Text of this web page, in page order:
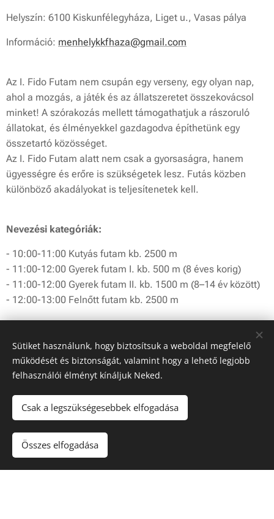
Helyszín: 6100 Kiskunfélegyháza, Liget u., Vasas pálya
Információ: menhelykkfhaza@gmail.com
Az I. Fido Futam nem csupán egy verseny, egy olyan nap,
ahol a mozgás, a játék és az állatszeretet összekovácsol
minket! A szórakozás mellett támogathatjuk a rászoruló
állatokat, és élményekkel gazdagodva építhetünk egy
összetartó közösséget.
Az I. Fido Futam alatt nem csak a gyorsaságra, hanem
ügyességre és erőre is szükségetek lesz. Futás közben
különböző akadályokat is teljesítenetek kell.
Nevezési kategóriák:
- 10:00-11:00 Kutyás futam kb. 2500 m
- 11:00-12:00 Gyerek futam I. kb. 500 m (8 éves korig)
- 11:00-12:00 Gyerek futam II. kb. 1500 m (8–14 év között)
- 12:00-13:00 Felnőtt futam kb. 2500 m
Programok a verseny mellett: Állatsimogató, játékos
vetélkedők, kézműves foglalkozások, lovas programok,
finom ételek és italok, környékbeli árusok kínálata.
A futamon való részvétel előzetes regisztrációhoz és
fizetéshez kötött!
A regisztráció az alábbi linkeken elérhető:
Sütiket használunk, hogy biztosítsuk a weboldal megfelelő
működését és biztonságát, valamint hogy a lehető legjobb
felhasználói élményt kínáljuk Neked.
Csak a legszükségesebbek elfogadása
Összes elfogadása